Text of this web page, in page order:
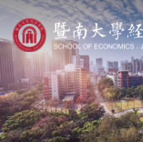
学院概况
新闻中心